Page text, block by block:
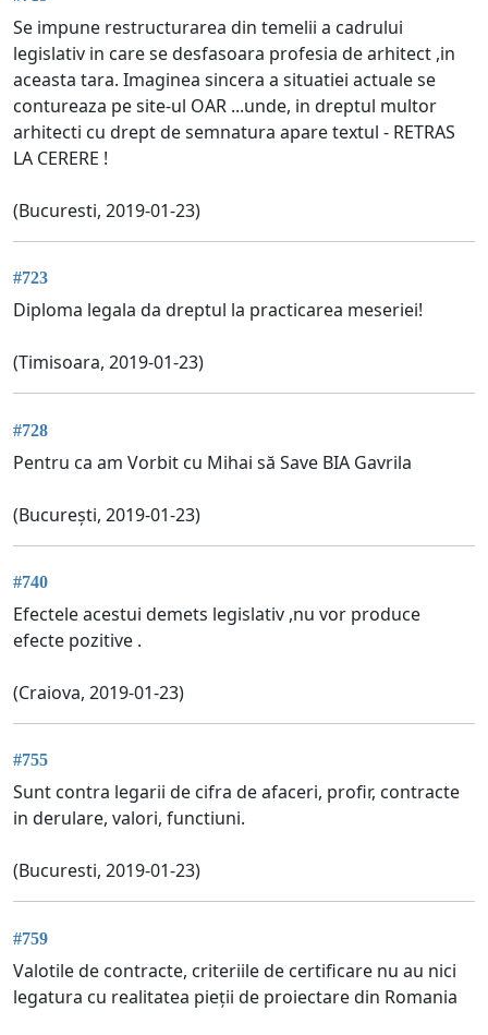
Se impune restructurarea din temelii a cadrului
legislativ in care se desfasoara profesia de arhitect ,in
aceasta tara. Imaginea sincera a situatiei actuale se
contureaza pe site-ul OAR ...unde, in dreptul multor
arhitecti cu drept de semnatura apare textul - RETRAS
LA CERERE !
(Bucuresti, 2019-01-23)
#723
Diploma legala da dreptul la practicarea meseriei!
(Timisoara, 2019-01-23)
#728
Pentru ca am Vorbit cu Mihai să Save BIA Gavrila
(București, 2019-01-23)
#740
Efectele acestui demets legislativ ,nu vor produce
efecte pozitive .
(Craiova, 2019-01-23)
#755
Sunt contra legarii de cifra de afaceri, profir, contracte
in derulare, valori, functiuni.
(Bucuresti, 2019-01-23)
#759
Valotile de contracte, criteriile de certificare nu au nici
legatura cu realitatea pieții de proiectare din Romania